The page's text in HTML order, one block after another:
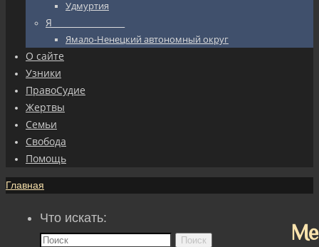
Удмуртия
Я_________________
Ямало-Ненецкий автономный округ
О сайте
Узники
ПравоСудие
Жертвы
Семьи
Свобода
Помощь
Главная
Что искать:
Поиск